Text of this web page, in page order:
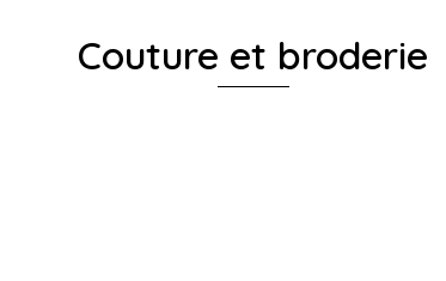
Couture et broderie